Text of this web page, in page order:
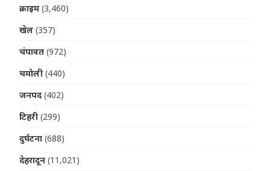
क्राइम (3,460)
खेल (357)
चंपावत (972)
चमोली (440)
जनपद (402)
टिहरी (299)
दुर्घटना (688)
देहरादून (11,021)